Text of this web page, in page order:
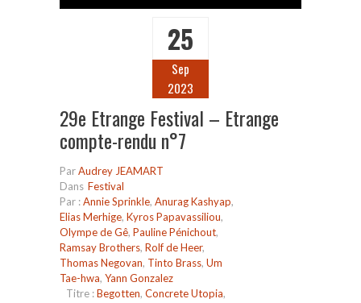
25
Sep
2023
29e Etrange Festival – Etrange
compte-rendu n°7
ParAudrey JEAMART
Dans Festival
Par :Annie Sprinkle, Anurag Kashyap,
Elias Merhige, Kyros Papavassiliou,
Olympe de Gê, Pauline Pénichout,
Ramsay Brothers, Rolf de Heer,
Thomas Negovan, Tinto Brass, Um
Tae-hwa, Yann Gonzalez
Titre :Begotten, Concrete Utopia,